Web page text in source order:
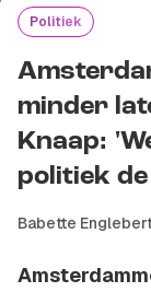
Politiek
minder
Knaap:
politiek
Babette